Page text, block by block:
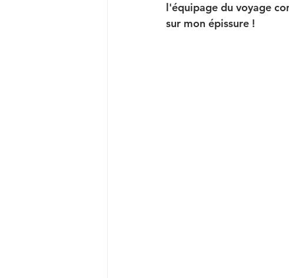
l'équipage du voyage
sur mon épissure !